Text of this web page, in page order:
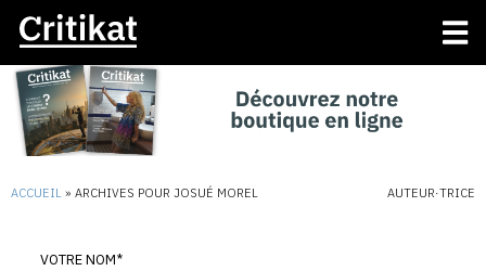
ACCUEIL » ARCHIVES POUR JOSUÉ MOREL AUTEUR·TRICE
VOTRE NOM*